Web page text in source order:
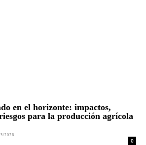
en el horizonte: impactos,
para la producción agrícola
2026
0